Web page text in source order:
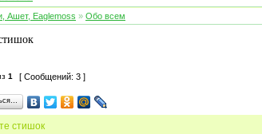
Ашет, Eaglemoss » Обо всем
1 [ Сообщений: 3 ]
стишок